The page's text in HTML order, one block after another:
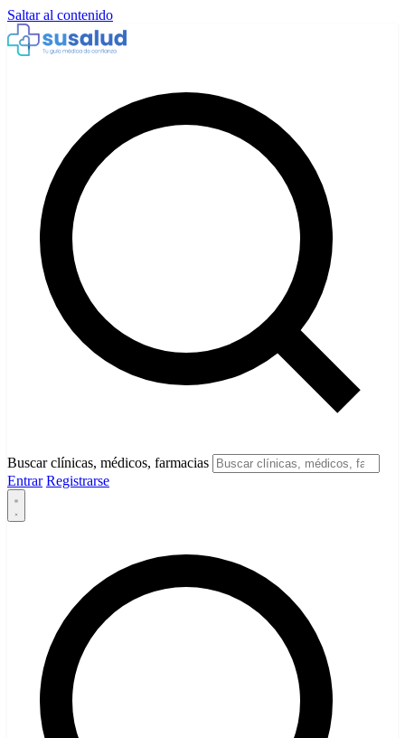
Saltar al contenido
Buscar clínicas, médicos, farmacias
Entrar Registrarse